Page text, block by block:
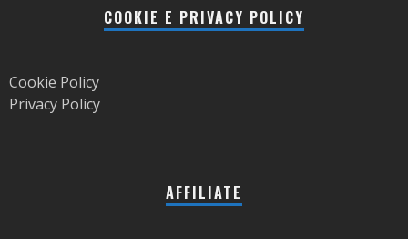
COOKIE E PRIVACY POLICY
Cookie Policy
Privacy Policy
AFFILIATE